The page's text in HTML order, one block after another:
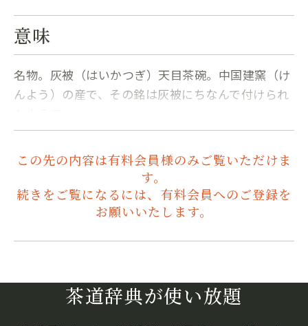
意味
名物。灰被（はいかつぎ）天目茶碗。中国建窯（け
んよう）の産で、その銘は灰被にちなんで付けられ
この先の内容は有料会員様のみご覧いただけま
す。
続きをご覧になるには、有料会員へのご登録を
お願いいたします。
茶道辞典が使い放題